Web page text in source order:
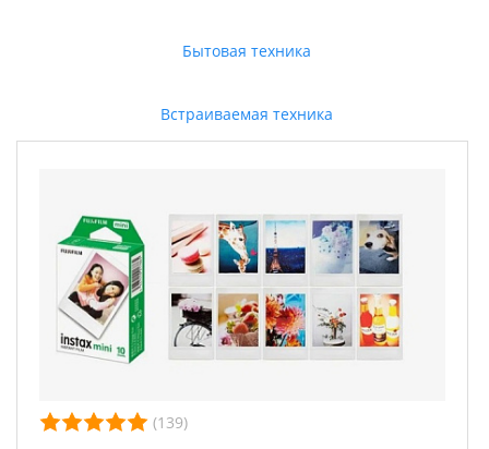
Бытовая техника
Встраиваемая техника
(139)